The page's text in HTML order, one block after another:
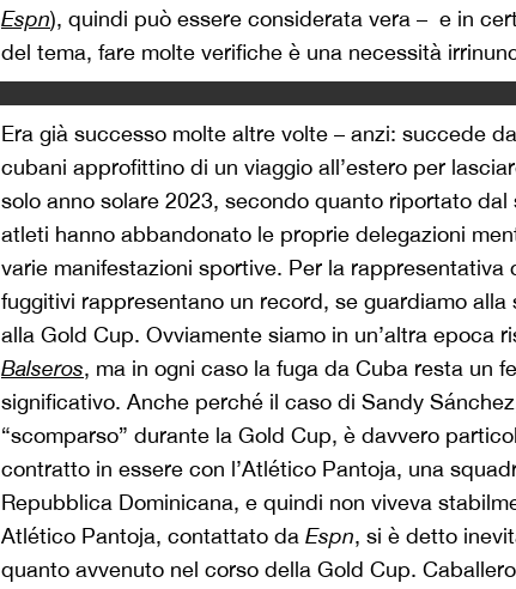
Espn), quindi può essere considerata vera – e in
del tema, fare molte verifiche è una necessità
Era già successo molte altre volte – anzi: succede
cubani approfittino di un viaggio all’estero per
solo anno solare 2023, secondo quanto riportato dal
atleti hanno abbandonato le proprie delegazioni
varie manifestazioni sportive. Per la
fuggitivi rappresentano un record, se guardiamo
alla Gold Cup. Ovviamente siamo in un’altra epoca
Balseros, ma in ogni caso la fuga da Cuba resta un
significativo. Anche perché il caso di Sandy
“scomparso” durante la Gold Cup, è davvero
contratto in essere con l’Atlético Pantoja, una
Repubblica Dominicana, e quindi non viveva
Atlético Pantoja, contattato da Espn, si è detto
quanto avvenuto nel corso della Gold Cup.